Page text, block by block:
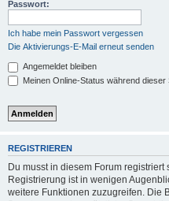
Passwort:
Ich habe mein Passwort vergessen
Die Aktivierungs-E-Mail erneut senden
Angemeldet bleiben
Meinen Online-Status während
REGISTRIEREN
Du musst in diesem Forum
Registrierung ist in wenigen
weitere Funktionen zuzugreifen. Die